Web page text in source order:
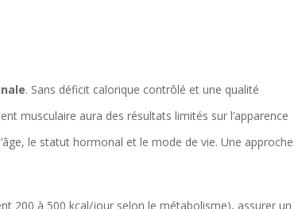
. Sans déficit calorique contrôlé et une qualité
musculaire aura des résultats limités sur l’apparence
le statut hormonal et le mode de vie. Une approche
200 à 500 kcal/jour selon le métabolisme), assurer un